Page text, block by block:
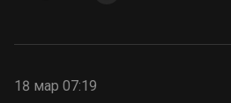
18 мар 07:19